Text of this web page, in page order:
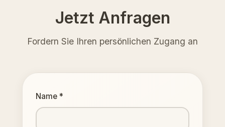
Jetzt Anfragen
Fordern Sie Ihren persönlichen Zugang an
Name *